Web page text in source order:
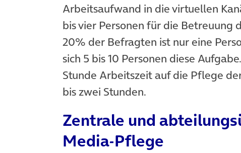
Arbeitsaufwand in die virtuellen
bis vier Personen für die Betreuung
20% der Befragten ist nur eine
sich 5 bis 10 Personen diese
Stunde Arbeitszeit auf die Pflege
bis zwei Stunden.
Zentrale und
Media-Pflege